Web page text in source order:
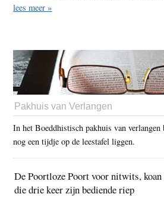
lees meer »
Pakhuis van Verlangen
In het Boeddhistisch pakhuis van
nog een tijdje op de leestafel liggen.
De Poortloze Poort voor nitwits,
die drie keer zijn bediende riep